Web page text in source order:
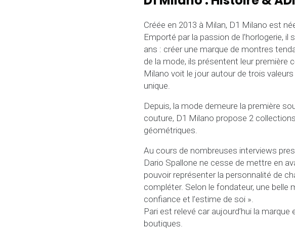
Créée en 2013 à Milan, D1 Milano est
Emporté par la passion de l’horlogerie,
ans : créer une marque de montres
de la mode, ils présentent leur première
Milano voit le jour autour de trois
unique.
Depuis, la mode demeure la première
couture, D1 Milano propose 2
géométriques.
Au cours de nombreuses interviews
Dario Spallone ne cesse de mettre en
pouvoir représenter la personnalité de
compléter. Selon le fondateur, une
confiance et l’estime de soi ».
Pari est relevé car aujourd’hui la
boutiques.